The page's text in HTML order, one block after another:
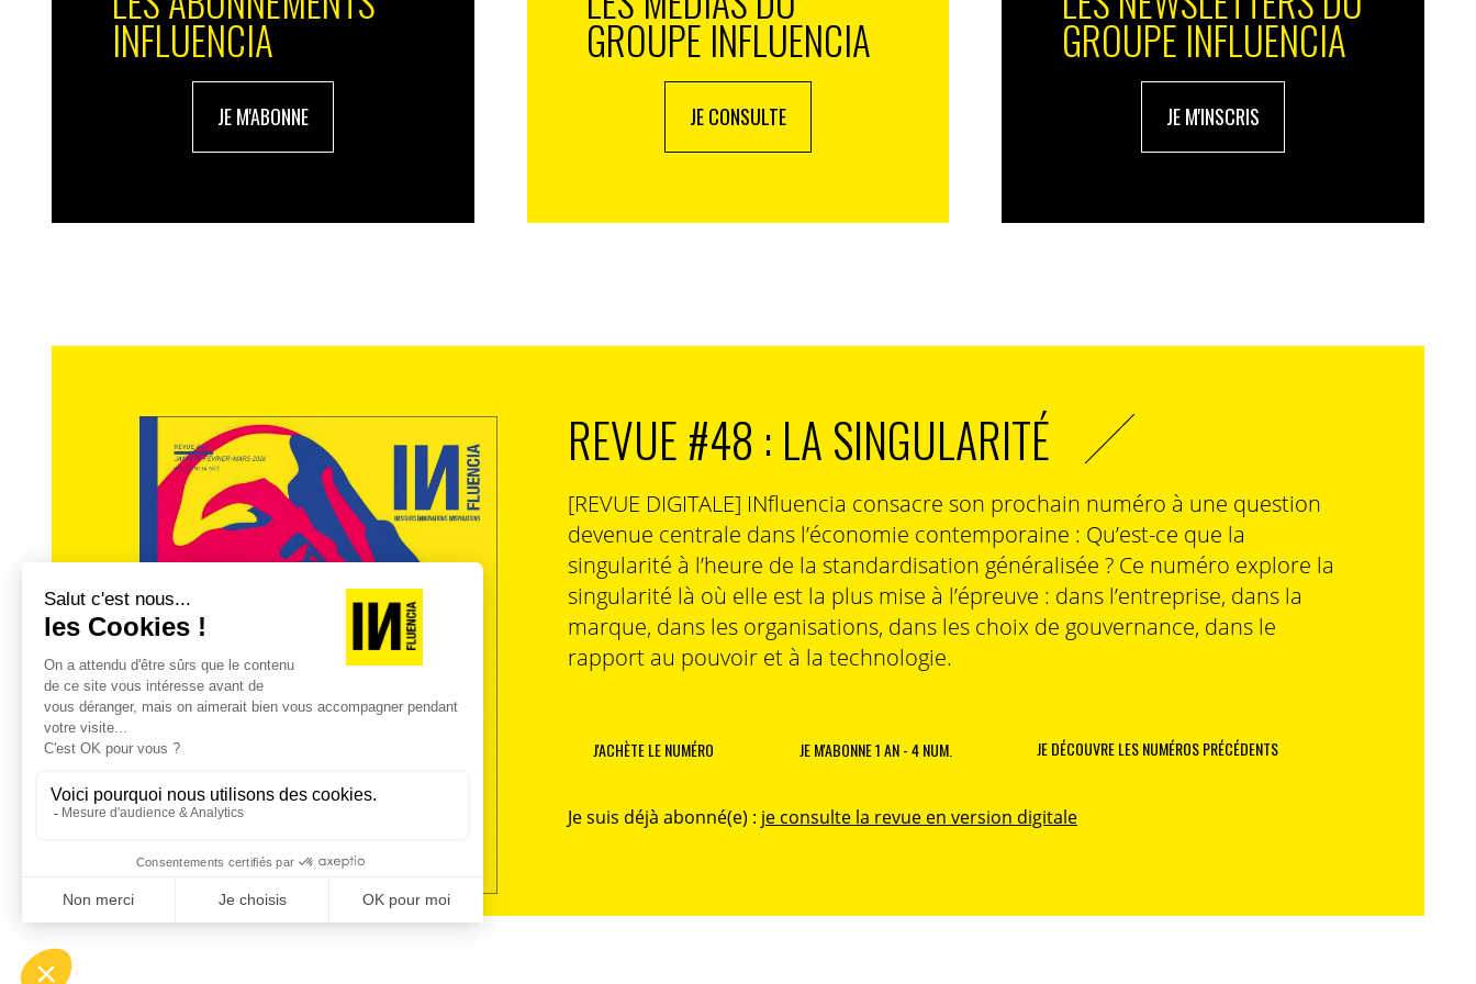
INFLUENCIA
JE M'ABONNE
GROUPE INFLUENCIA
JE CONSULTE
GROUPE INFLUENCIA
JE M'INSCRIS
REVUE #48 : LA SINGULARITÉ
[REVUE DIGITALE] INfluencia consacre son prochain numéro à une question
devenue centrale dans l’économie contemporaine : Qu’est-ce que la
singularité à l’heure de la standardisation généralisée ? Ce numéro explore la
singularité là où elle est la plus mise à l’épreuve : dans l’entreprise, dans la
marque, dans les organisations, dans les choix de gouvernance, dans le
rapport au pouvoir et à la technologie.
J'ACHÈTE LE NUMÉRO JE M'ABONNE 1 AN - 4 NUM. JE DÉCOUVRE LES NUMÉROS PRÉCÉDENTS
Je suis déjà abonné(e) : je consulte la revue en version digitale